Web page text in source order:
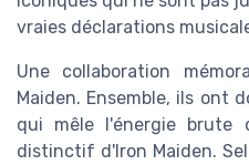
vraies déclarations
Une collaboration
Maiden. Ensemble, ils ont
qui mêle l'énergie brute
distinctif d'Iron Maiden.